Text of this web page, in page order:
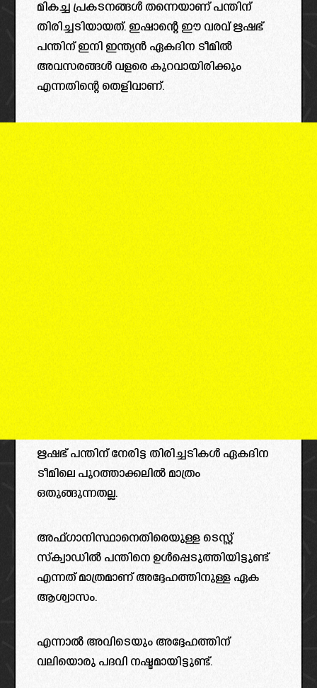
മികച്ച പ്രകടനങ്ങൾ തന്നെയാണ് പന്തിന്
തിരിച്ചടിയായത്. ഇഷാന്റെ ഈ വരവ് ഋഷഭ്
പന്തിന് ഇനി ഇന്ത്യൻ ഏകദിന ടീമിൽ
അവസരങ്ങൾ വളരെ കുറവായിരിക്കും
എന്നതിന്റെ തെളിവാണ്.
ഋഷഭ് പന്തിന് നേരിട്ട തിരിച്ചടികൾ ഏകദിന
ടീമിലെ പുറത്താക്കലിൽ മാത്രം
ഒതുങ്ങുന്നതല്ല.
അഫ്ഗാനിസ്ഥാനെതിരെയുള്ള ടെസ്റ്റ്
സ്ക്വാഡിൽ പന്തിനെ ഉൾപ്പെടുത്തിയിട്ടുണ്ട്
എന്നത് മാത്രമാണ് അദ്ദേഹത്തിനുള്ള ഏക
ആശ്വാസം.
എന്നാൽ അവിടെയും അദ്ദേഹത്തിന്
വലിയൊരു പദവി നഷ്ടമായിട്ടുണ്ട്.